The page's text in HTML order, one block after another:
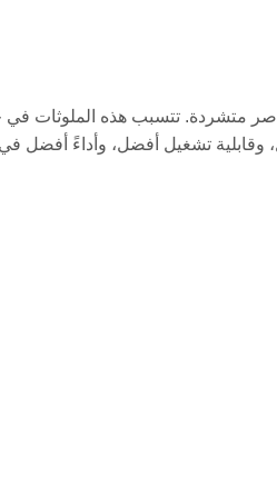
متشردة. تتسبب هذه الملوثات
تشغيل أفضل، وأداءً أفضل في